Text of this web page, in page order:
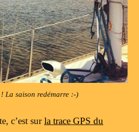
La saison redémarre :-)
c’est surla trace GPS du